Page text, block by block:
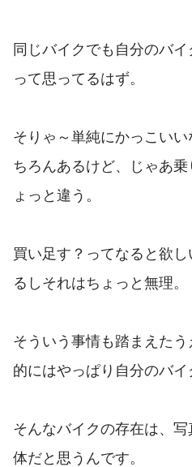
同じバイクでも自分のバ
って思ってるはず。
そりゃ～単純にかっこい
ちろんあるけど、じゃあ
ょっと違う。
買い足す？ってなると欲
るしそれはちょっと無理。
そういう事情も踏まえた
的にはやっぱり自分のバイ
そんなバイクの存在は、
体だと思うんです。